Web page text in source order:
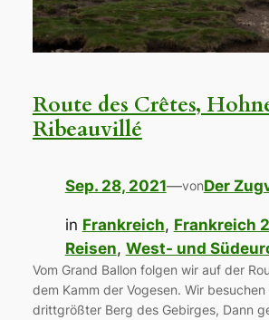
Route des Crêtes,
Ribeauvillé
Sep. 28, 2021—vonDer
in Frankreich, Frankreich
Reisen, West- und
Vom Grand Ballon folgen wir auf der
dem Kamm der Vogesen. Wir
drittgrößter Berg des Gebirges, Dann